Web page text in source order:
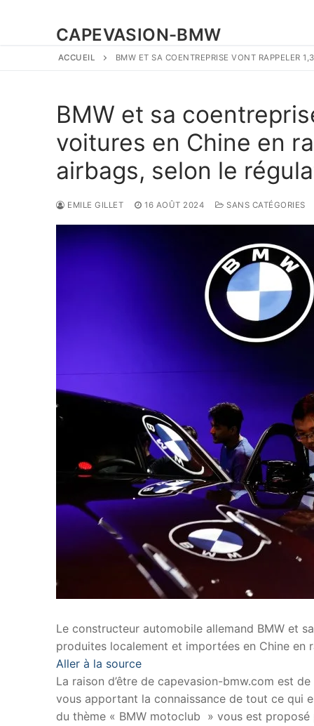
CAPEVASION-BMW
ACCUEIL BMW ET SA COENTREPRISE VONT RAPPELER
BMW et sa
voitures en Chine en
airbags, selon le
EMILE GILLET 16 AOÛT 2024 SANS CATÉGORIES
Le constructeur automobile allemand BMW et
produites localement et importées en Chine en
Aller à la source
La raison d’être de capevasion-bmw.com est
vous apportant la connaissance de tout ce qui
du thème « BMW motoclub » vous est